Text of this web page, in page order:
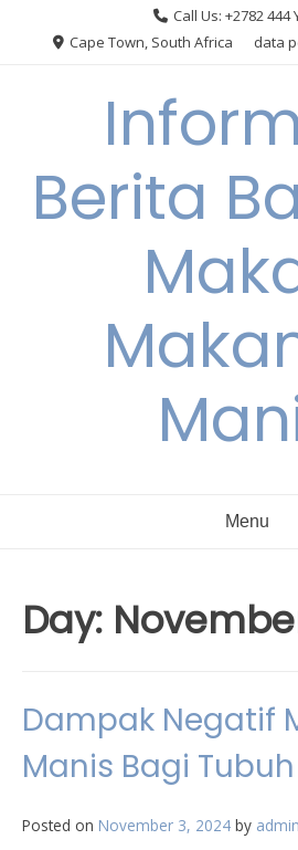
Call Us: +2782 444
Cape Town, South Africa
data
Berita
Menu
Day:
Dampak Negatif
Manis Bagi
Posted on November 3, 2024 by